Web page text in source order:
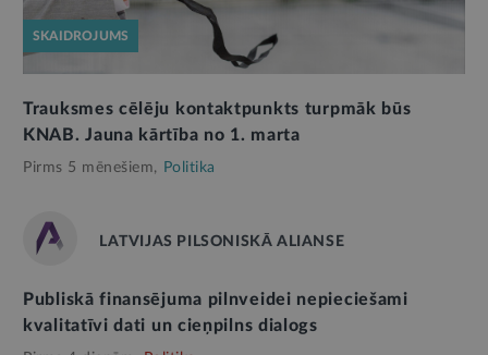
SKAIDROJUMS
Trauksmes cēlēju kontaktpunkts turpmāk būs
KNAB. Jauna kārtība no 1. marta
Pirms 5 mēnešiem, Politika
LATVIJAS PILSONISKĀ ALIANSE
Publiskā finansējuma pilnveidei nepieciešami
kvalitatīvi dati un cieņpilns dialogs